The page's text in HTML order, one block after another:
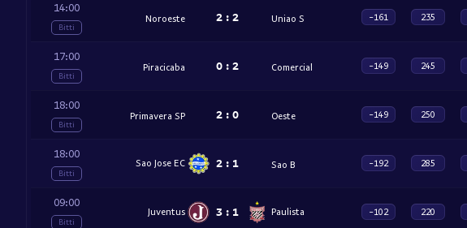
14:00
Bitti
Noroeste 2 : 2 Uniao S -161 235
17:00
Bitti
Piracicaba 0 : 2 Comercial -149 245
18:00
Bitti
Primavera SP 2 : 0 Oeste -149 250
18:00
Bitti
Sao Jose EC 2 : 1 Sao B -192 285
09:00
Bitti
Juventus 3 : 1 Paulista -102 220